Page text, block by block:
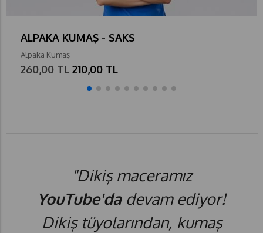
ALPAKA KUMAŞ - SAKS
Alpaka Kumaş
260,00 TL 210,00 TL
"Dikiş maceramız
YouTube'dadevam ediyor!
Dikiş tüyolarından, kumaş